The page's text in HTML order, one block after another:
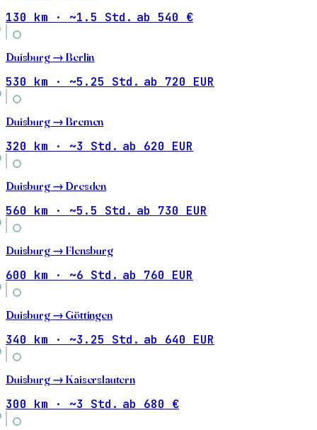
130 km · ~1.5 Std. ab 540 €
Duisburg → Berlin
530 km · ~5.25 Std. ab 720 EUR
Duisburg → Bremen
320 km · ~3 Std. ab 620 EUR
Duisburg → Dresden
560 km · ~5.5 Std. ab 730 EUR
Duisburg → Flensburg
600 km · ~6 Std. ab 760 EUR
Duisburg → Göttingen
340 km · ~3.25 Std. ab 640 EUR
Duisburg → Kaiserslautern
300 km · ~3 Std. ab 680 €